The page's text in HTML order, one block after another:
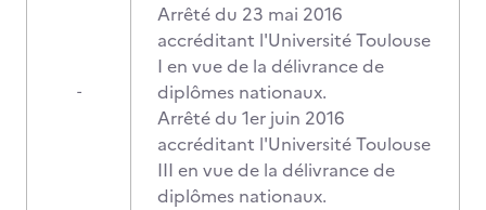
-
Arrêté du 23 mai 2016
accréditant l'Université Toulouse
I en vue de la délivrance de
diplômes nationaux.
Arrêté du 1er juin 2016
accréditant l'Université Toulouse
III en vue de la délivrance de
diplômes nationaux.